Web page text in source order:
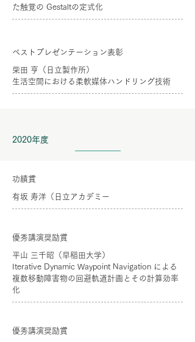
た触覚の Gestaltの定式化
ベストプレゼンテーション表彰
柴田 亨（日立製作所）
生活空間における柔軟媒体ハンドリング技術
2020年度
功績賞
有坂 寿洋（日立アカデミー
優秀講演奨励賞
平山 三千昭（早稲田大学）
Iterative Dynamic Waypoint Navigation による
複数移動障害物の回避軌道計画とその計算効率
化
優秀講演奨励賞